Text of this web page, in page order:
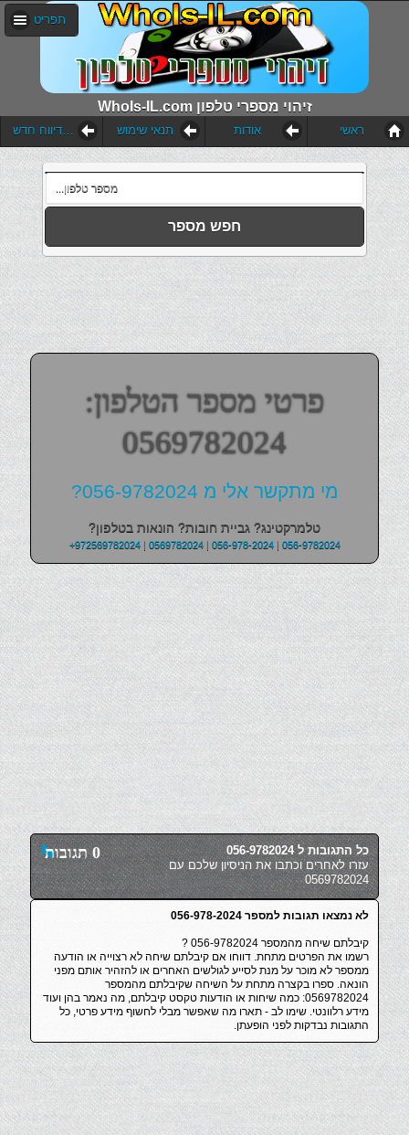
WhoIs-IL.com זיהוי מספרי טלפון
תפריט
הוסף דיווח חדש תנאי שימוש אודות ראשי
חפש מספר
פרטי מספר הטלפון:
0569782024
מי מתקשר אלי מ 056-9782024?
טלמרקטינג? גביית חובות? הונאות בטלפון?
+972569782024| 0569782024| 056-978-2024| 056-9782024
0 תגובות
כל התגובות ל 056-9782024
עזרו לאחרים וכתבו את הניסיון שלכם עם
0569782024
לא נמצאו תגובות למספר 056-978-2024
קיבלתם שיחה מהמספר 056-9782024 ?
רשמו את הפרטים מתחת. דווחו אם קיבלתם שיחה לא רצוייה או הודעה
ממספר לא מוכר על מנת לסייע לגולשים האחרים או להזהיר אותם מפני
הונאה. ספרו בקצרה מתחת על השיחה שקיבלתם מהמספר
0569782024: כמה שיחות או הודעות טקסט קיבלתם, מה נאמר בהן ועוד
מידע רלוונטי. שימו לב - תארו מה שאפשר מבלי לחשוף מידע פרטי, כל
התגובות נבדקות לפני הופעתן.